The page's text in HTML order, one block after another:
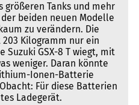
größeren Tanks und mehr
beiden neuen Modelle
zu verändern. Die
203 Kilogramm nur ein
Suzuki GSX-8 T wiegt, mit
weniger. Daran könnte
Ionen-Batterie
Für diese Batterien
Ladegerät.